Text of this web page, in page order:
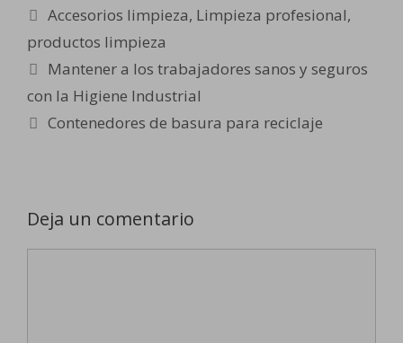
Etiquetas
Accesorios limpieza, Limpieza profesional,
productos limpieza
Mantener a los trabajadores sanos y seguros
con la Higiene Industrial
Contenedores de basura para reciclaje
Deja un comentario